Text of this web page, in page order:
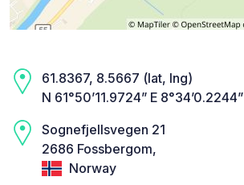
61.8367, 8.5667 (lat, lng)
N 61°50’11.9724” E 8°34’0.2244”
Sognefjellsvegen 21
2686 Fossbergom,
Norway